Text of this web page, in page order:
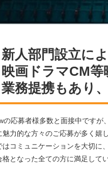
新人部門設立に
映画ドラマCM
業務提携もあり
の応募者様多数と面接中ですが、
魅力的な方々のご応募が多く嬉
はコミュニケーションを大切に
格となった全ての方に満足して